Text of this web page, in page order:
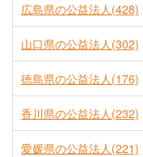
広島県の公益法人(428)
山口県の公益法人(302)
徳島県の公益法人(176)
香川県の公益法人(232)
愛媛県の公益法人(221)